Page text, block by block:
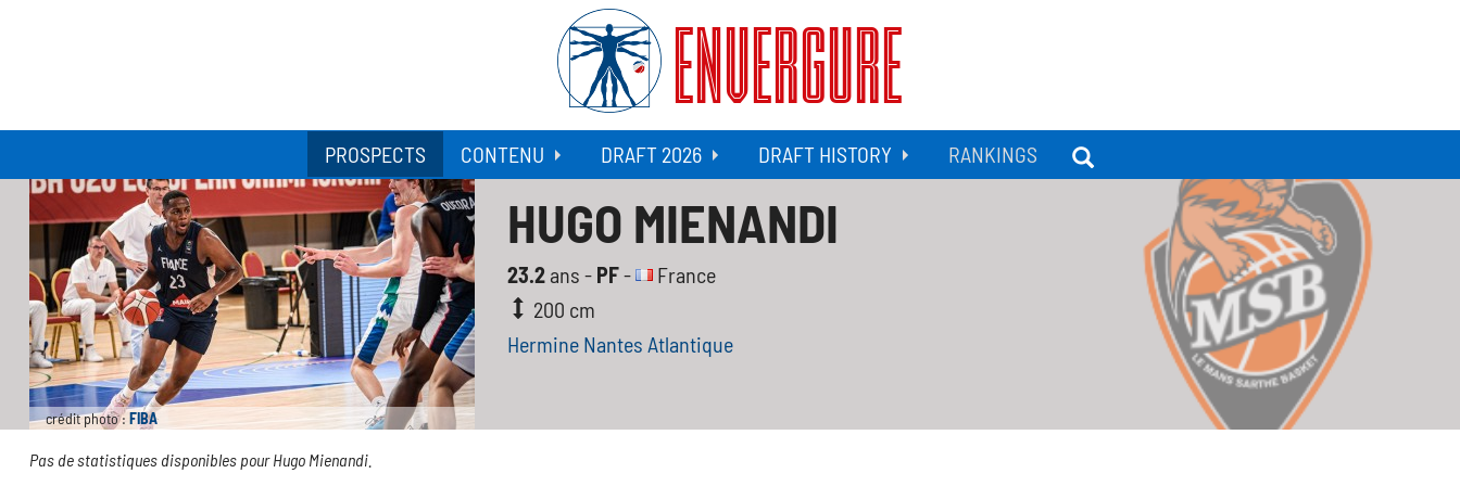
ENVERGURE
PROSPECTS CONTENU DRAFT 2026 DRAFT HISTORY RANKINGS
crédit photo : FIBA
HUGO MIENANDI
23.2ans - PF-
France
200 cm
Hermine Nantes Atlantique
Pas de statistiques disponibles pour Hugo Mienandi.